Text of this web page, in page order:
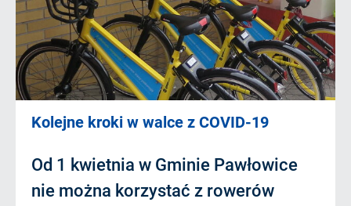
Kolejne kroki w walce z COVID-19
Od 1 kwietnia w Gminie Pawłowice
nie można korzystać z rowerów